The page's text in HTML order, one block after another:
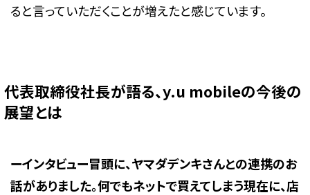
ると言っていただくことが増えたと感じています。
代表取締役社長が語る、y.u mobileの今後の
展望とは
ーインタビュー冒頭に、ヤマダデンキさんとの連携のお
話がありました。何でもネットで買えてしまう現在に、店